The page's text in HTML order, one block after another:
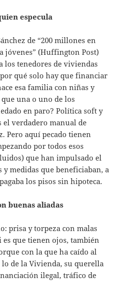
especula
de “200 millones en
jóvenes” (Huffington Post)
los tenedores de viviendas
qué solo hay que financiar
esa familia con niñas y
una o uno de los
en paro? Política soft y
el verdadero manual de
Pero aquí pecado tienen
por todos esos
que han impulsado el
medidas que beneficiaban, a
los pisos sin hipoteca.
buenas aliadas
prisa y torpeza con malas
es que tienen ojos, también
con la que ha caído al
de la Vivienda, su querella
ilegal, tráfico de